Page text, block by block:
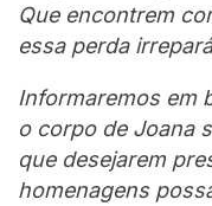
Que encontrem
essa perda
Informaremos em
o corpo de Joana
que desejarem
homenagens